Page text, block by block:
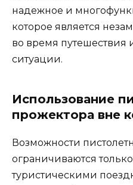
надежное и
которое является
во время путешествия
ситуации.
Использование
прожектора вне
Возможности
ограничиваются
туристическими